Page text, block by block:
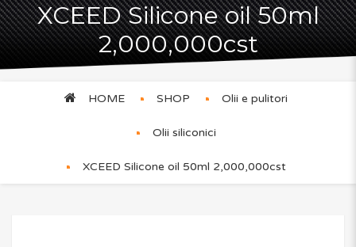
XCEED Silicone oil 50ml
2,000,000cst
HOME SHOP Olii e pulitori
Olii siliconici
XCEED Silicone oil 50ml 2,000,000cst